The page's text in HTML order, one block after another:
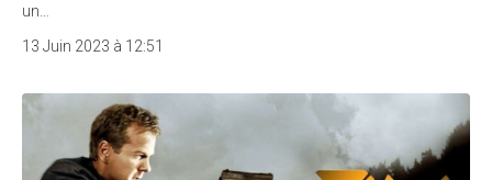
un…
13 Juin 2023 à 12:51